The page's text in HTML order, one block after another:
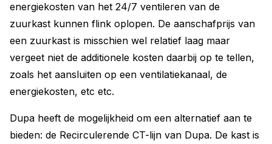
energiekosten van het 24/7 ventileren van de
zuurkast kunnen flink oplopen. De aanschafprijs van
een zuurkast is misschien wel relatief laag maar
vergeet niet de additionele kosten daarbij op te tellen,
zoals het aansluiten op een ventilatiekanaal, de
energiekosten, etc etc.
Dupa heeft de mogelijkheid om een alternatief aan te
bieden: de Recirculerende CT-lijn van Dupa. De kast is